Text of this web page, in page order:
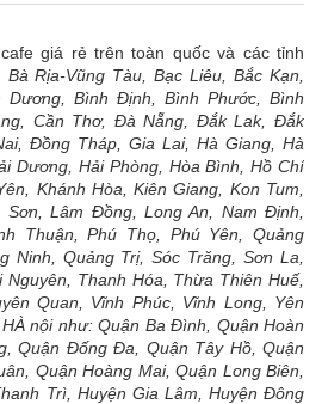
giá rẻ trên toàn quốc và các tỉnh
Bà Rịa-Vũng Tàu, Bạc Liêu, Bắc Kạn,
Dương, Bình Định, Bình Phước, Bình
Cần Thơ, Đà Nẵng, Đắk Lak, Đắk
Đồng Tháp, Gia Lai, Hà Giang, Hà
Dương, Hải Phòng, Hòa Bình, Hồ Chí
Khánh Hòa, Kiên Giang, Kon Tum,
Lâm Đồng, Long An, Nam Định,
Thuận, Phú Thọ, Phú Yên, Quảng
Ninh, Quảng Trị, Sóc Trăng, Sơn La,
Thanh Hóa, Thừa Thiên Huế,
Quan, Vĩnh Phúc, Vĩnh Long, Yên
nội như: Quận Ba Đình, Quận Hoàn
Quận Đống Đa, Quận Tây Hồ, Quận
Quận Hoàng Mai, Quận Long Biên,
Trì, Huyện Gia Lâm, Huyện Đông